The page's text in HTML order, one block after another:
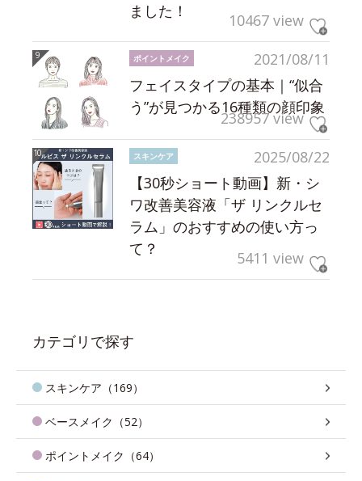
ました！
10467 view
2021/08/11
ポイントメイク
フェイスタイプの基本｜“似合
う”が見つかる16種類の顔印象
238957 view
2025/08/22
スキンケア
【30秒ショート動画】新・シ
ワ改善美容液「ザ リンクルセ
ラム」のおすすめの使い方っ
て？
5411 view
カテゴリで探す
スキンケア（169）
ベースメイク（52）
ポイントメイク（64）